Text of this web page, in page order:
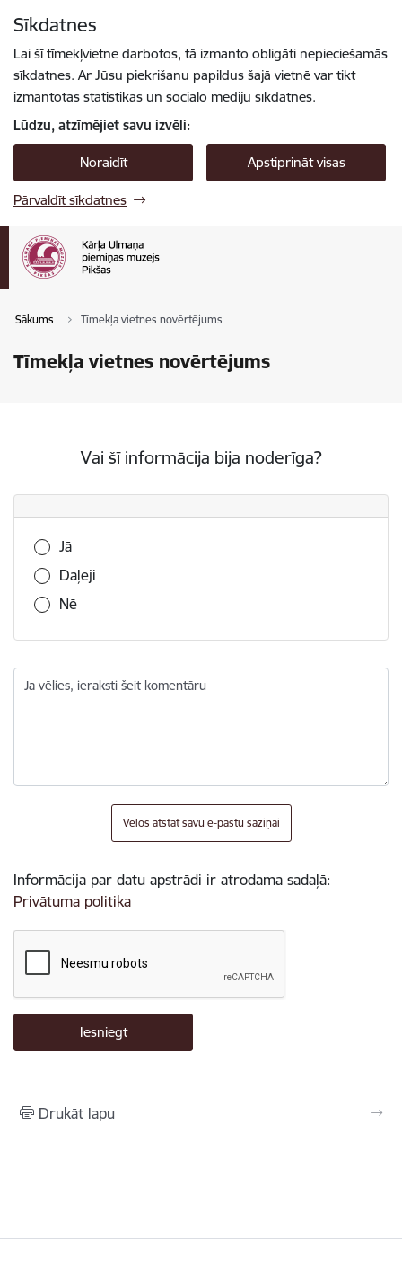
Sīkdatnes
Lai šī tīmekļvietne darbotos, tā izmanto obligāti nepieciešamās
sīkdatnes. Ar Jūsu piekrišanu papildus šajā vietnē var tikt
izmantotas statistikas un sociālo mediju sīkdatnes.
Lūdzu, atzīmējiet savu izvēli:
Noraidīt Apstiprināt visas
Pārvaldīt sīkdatnes
Sākums Tīmekļa vietnes novērtējums
Tīmekļa vietnes novērtējums
Vai šī informācija bija noderīga?
Vai šī informācija bija noderīga?
Jā
Daļēji
Nē
Ja vēlies, ieraksti šeit komentāru
Vēlos atstāt savu e-pastu saziņai
Informācija par datu apstrādi ir atrodama sadaļā:
Privātuma politika
Drukāt lapu